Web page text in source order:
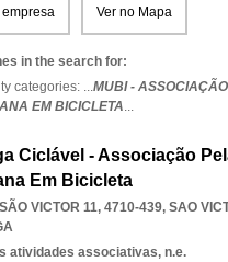
empresa Ver no Mapa
in the search for:
categories: ...MUBI -
EM BICICLETA...
Ciclável - Associação
Em Bicicleta
VICTOR 11, 4710-439, SAO
atividades associativas, n.e.